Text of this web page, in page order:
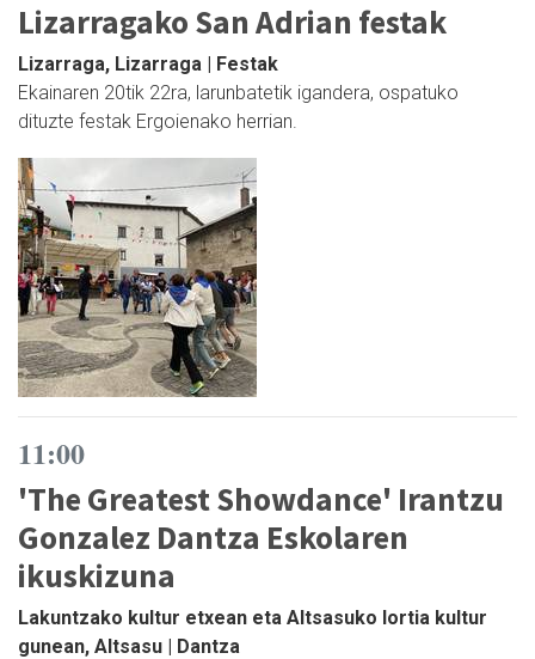
Lizarragako San Adrian festak
Lizarraga, Lizarraga | Festak
Ekainaren 20tik 22ra, larunbatetik igandera, ospatuko
dituzte festak Ergoienako herrian.
11:00
'The Greatest Showdance' Irantzu
Gonzalez Dantza Eskolaren
ikuskizuna
Lakuntzako kultur etxean eta Altsasuko Iortia kultur
gunean, Altsasu | Dantza